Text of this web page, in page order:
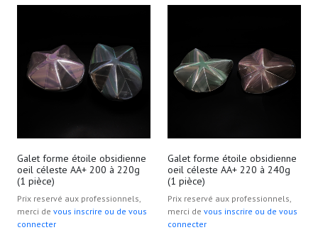
Galet forme étoile obsidienne
oeil céleste AA+ 200 à 220g
(1 pièce)
Prix reservé aux professionnels,
merci de vous inscrire ou de vous
connecter
Galet forme étoile obsidienne
oeil céleste AA+ 220 à 240g
(1 pièce)
Prix reservé aux professionnels,
merci de vous inscrire ou de vous
connecter